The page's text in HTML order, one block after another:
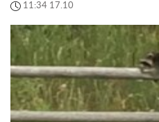
11:34 17.10